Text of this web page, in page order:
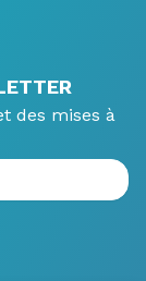
des mises à